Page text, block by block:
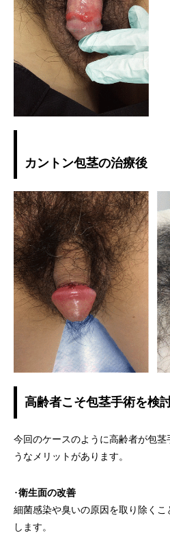
カントン包茎の治療後
高齢者こそ包茎手術を検
今回のケースのように高齢者が包
うなメリットがあります。
･衛生面の改善
細菌感染や臭いの原因を取り除く
します。